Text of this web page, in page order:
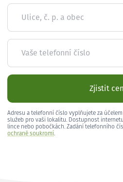
Ulice, č. p. a obec
Vaše telefonní číslo
Zjistit
Adresu a telefonní číslo vyplňujete za
služeb pro vaši lokalitu. Dostupnost
lince nebo pobočkách. Zadání telefonního
ochraně soukromí.